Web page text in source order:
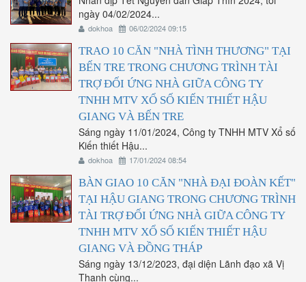
ngày 04/02/2024...
dokhoa 06/02/2024 09:15
TRAO 10 CĂN "NHÀ TÌNH THƯƠNG" TẠI
BẾN TRE TRONG CHƯƠNG TRÌNH TÀI
TRỢ ĐỐI ỨNG NHÀ GIỮA CÔNG TY
TNHH MTV XỔ SỐ KIẾN THIẾT HẬU
GIANG VÀ BẾN TRE
Sáng ngày 11/01/2024, Công ty TNHH MTV Xổ số
Kiến thiết Hậu...
dokhoa 17/01/2024 08:54
BÀN GIAO 10 CĂN "NHÀ ĐẠI ĐOÀN KẾT"
TẠI HẬU GIANG TRONG CHƯƠNG TRÌNH
TÀI TRỢ ĐỐI ỨNG NHÀ GIỮA CÔNG TY
TNHH MTV XỔ SỐ KIẾN THIẾT HẬU
GIANG VÀ ĐỒNG THÁP
Sáng ngày 13/12/2023, đại diện Lãnh đạo xã Vị
Thanh cùng...